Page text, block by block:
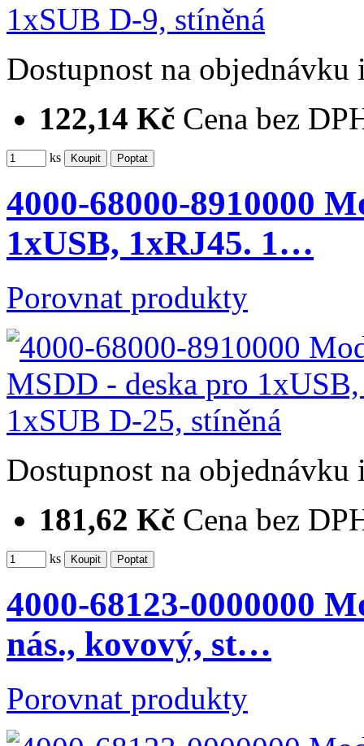
Dostupnost na objednávku
122,14 Kč Cena bez
ks
4000-68000-8910000
1xUSB, 1xRJ45. 1…
Porovnat produkty
Dostupnost na objednávku
181,62 Kč Cena bez
ks
4000-68123-0000000
nás., kovový, st…
Porovnat produkty